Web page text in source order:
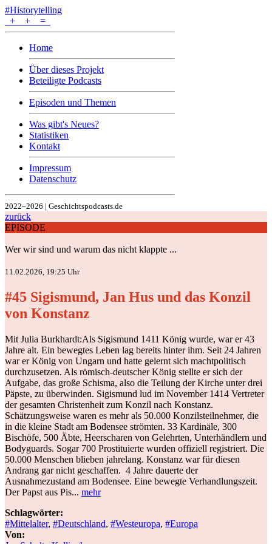
#Historytelling
+
+ =
Home
Über dieses Projekt
Beteiligte Podcasts
Episoden und Themen
Was gibt's Neues?
Statistiken
Kontakt
Impressum
Datenschutz
2022–2026 | Geschichtspodcasts.de
zurück
EPISODE
Wer wir sind und warum das nicht klappte ...
11.02.2026, 19:25 Uhr
#45 Sigismund, Jan Hus und das Konzil
von Konstanz
Mit Julia Burkhardt:Als Sigismund 1411 König wurde, war er 43
Jahre alt. Ein bewegtes Leben lag bereits hinter ihm. Seit 24 Jahren
war er König von Ungarn und hatte gelernt sich machtpolitisch
durchzusetzen. Als römisch-deutscher König stellte er sich der
Aufgabe, das große Schisma, also die Teilung der Kirche unter drei
Päpste, zu überwinden. Sigismund lud im November 1414 Vertreter
der gesamten Christenheit zum Konzil nach Konstanz.
Schätzungsweise waren es mehr als 50.000 Konzilsteilnehmer, die
in die kleine Stadt am Bodensee strömten. 33 Kardinäle, 300
Bischöfe, 500 Äbte, Heerscharen von Gelehrten, Unterhändlern und
Bodyguards. Sogar 700 Prostituierte wurden offiziell registriert. Die
50.000 Menschen blieben jahrelang. Konstanz war für diesen
Andrang gar nicht geschaffen. 4 Jahre dauerte der
Ausnahmezustand am Bodensee. Eine bewegte Verhandlungszeit.
Der Papst aus Pis... mehr
Schlagwörter:
#Mittelalter, #Deutschland, #Westeuropa, #Europa
Von: